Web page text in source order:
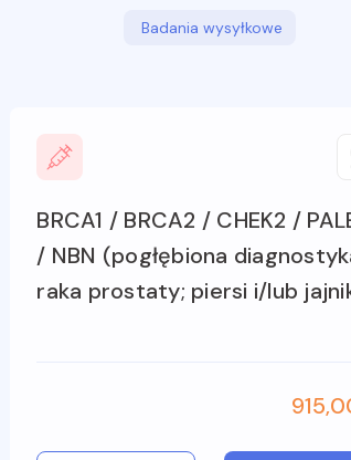
Badania wysyłkowe
BRCA1 / BRCA2 / CHEK2 /
/ NBN (pogłębiona
raka prostaty; piersi i/lub